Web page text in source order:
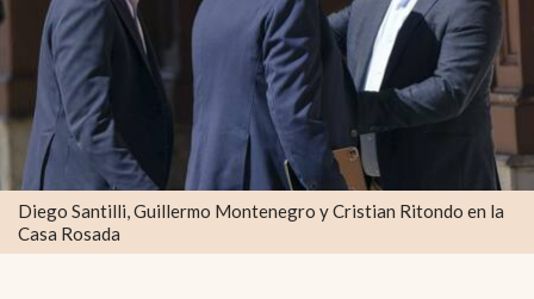
Diego Santilli, Guillermo Montenegro y Cristian Ritondo en la
Casa Rosada